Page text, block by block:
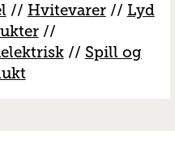
// Hvitevarer// Lyd
//
// Spill og